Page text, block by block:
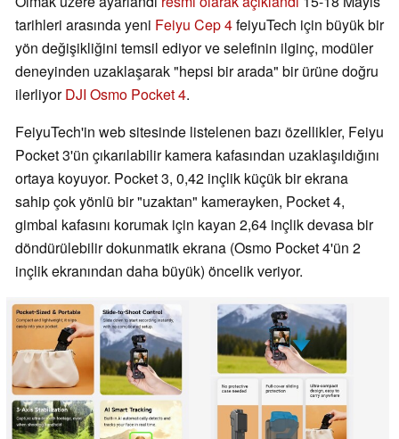
tarihleri arasında yeni Feiyu Cep 4feiyuTech için büyük bir
yön değişikliğini temsil ediyor ve selefinin ilginç, modüler
deneyinden uzaklaşarak "hepsi bir arada" bir ürüne doğru
ilerliyorDJI Osmo Pocket 4.
FeiyuTech'in web sitesinde listelenen bazı özellikler, Feiyu
Pocket 3'ün çıkarılabilir kamera kafasından uzaklaşıldığını
ortaya koyuyor. Pocket 3, 0,42 inçlik küçük bir ekrana
sahip çok yönlü bir "uzaktan" kamerayken, Pocket 4,
gimbal kafasını korumak için kayan 2,64 inçlik devasa bir
döndürülebilir dokunmatik ekrana (Osmo Pocket 4'ün 2
inçlik ekranından daha büyük) öncelik veriyor.